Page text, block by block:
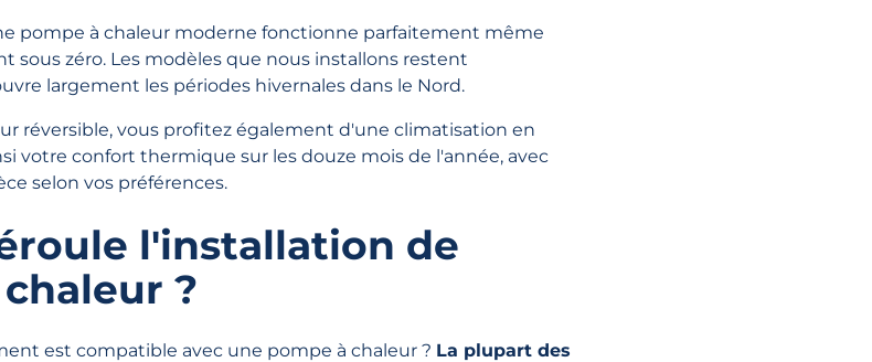
pompe à chaleur moderne fonctionne parfaitement même
sous zéro. Les modèles que nous installons restent
largement les périodes hivernales dans le Nord.
réversible, vous profitez également d'une climatisation en
votre confort thermique sur les douze mois de l'année, avec
selon vos préférences.
l'installation de
?
est compatible avec une pompe à chaleur ? La plupart des